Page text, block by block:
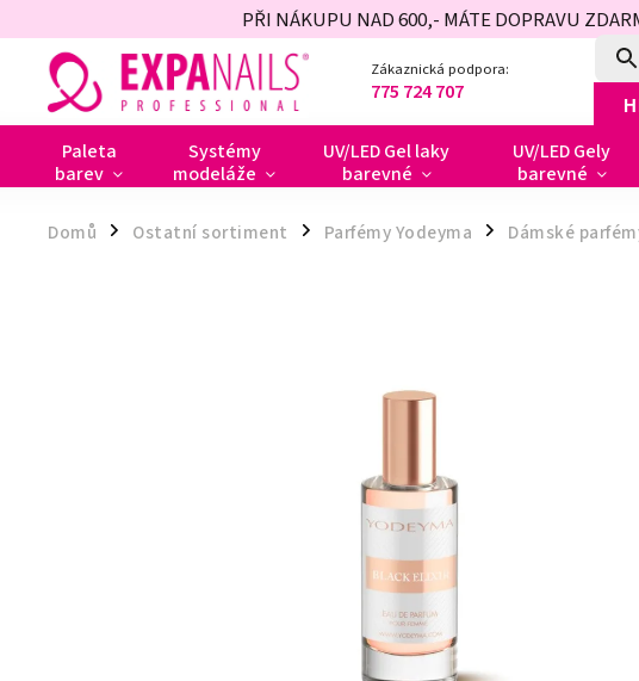
PŘI NÁKUPU NAD 600,- MÁTE DOPRAVU
Zákaznická podpora:
775 724 707
Paleta
barev
Systémy
modeláže
UV/LED Gel laky
barevné
UV/LED Gely
barevné
Domů / Ostatní sortiment / Parfémy Yodeyma / Dámské